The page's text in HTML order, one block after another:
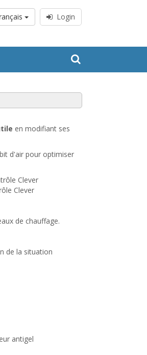
Login
en modifiant ses
d'air pour optimiser
Clever
de chauffage.
de la situation
antigel